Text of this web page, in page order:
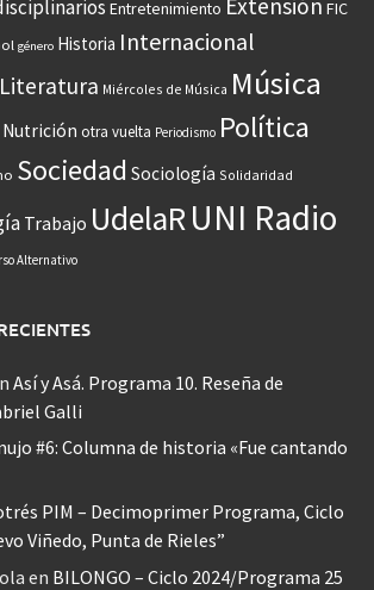
Entretenimiento FIC
género Historia Internacional
Literatura Miércoles de Música Música
Nutrición otra vuelta Periodismo Política
Sociedad Sociología Solidaridad
Trabajo UdelaR UNI Radio
Alternativo
Así y Asá. Programa 10. Reseña de
Galli
#6: Columna de historia «Fue cantando
PIM – Decimoprimer Programa, Ciclo
Viñedo, Punta de Rieles”
en BILONGO – Ciclo 2024/Programa 25